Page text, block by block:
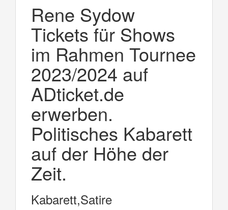
Rene Sydow
Tickets für Shows
im Rahmen Tournee
2023/2024 auf
ADticket.de
erwerben.
Politisches Kabarett
auf der Höhe der
Zeit.
Kabarett,Satire